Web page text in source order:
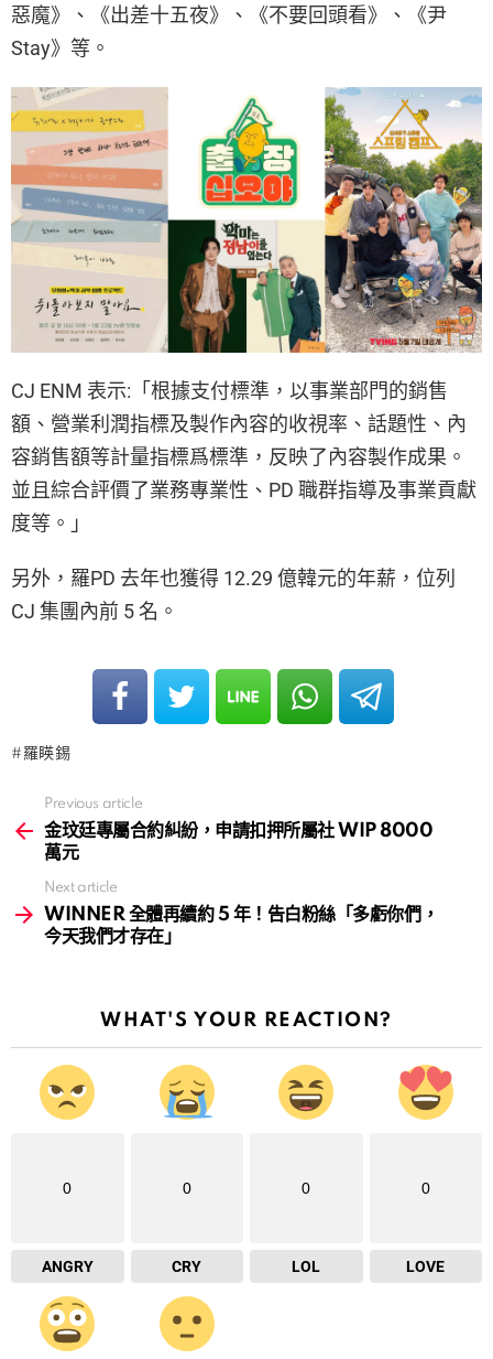
惡魔》、《出差十五夜》、《不要回頭看》、《尹
Stay》等。
CJ ENM 表示:「根據支付標準，以事業部門的銷售
額、營業利潤指標及製作內容的收視率、話題性、內
容銷售額等計量指標爲標準，反映了內容製作成果。
並且綜合評價了業務專業性、PD 職群指導及事業貢獻
度等。」
另外，羅PD 去年也獲得 12.29 億韓元的年薪，位列
CJ 集團內前 5 名。
羅䁐錫
more
Previous article
金玟廷專屬合約糾紛，申請扣押所屬社 WIP 8000
萬元
Next article
WINNER 全體再續約 5 年！告白粉絲「多虧你們，
今天我們才存在」
WHAT'S YOUR REACTION?
0
ANGRY
0
CRY
0
LOL
0
LOVE